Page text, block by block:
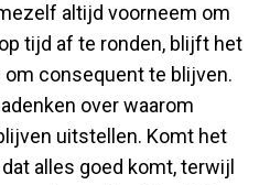
altijd voorneem om
tijd af te ronden, blijft het
consequent te blijven.
over waarom
uitstellen. Komt het
alles goed komt, terwijl